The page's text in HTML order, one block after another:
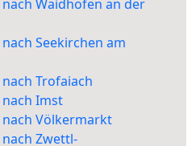
Waidhofen an der
Seekirchen am
Trofaiach
Imst
Völkermarkt
Zwettl-